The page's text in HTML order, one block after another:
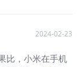
2024-02-23
比，小米在手机